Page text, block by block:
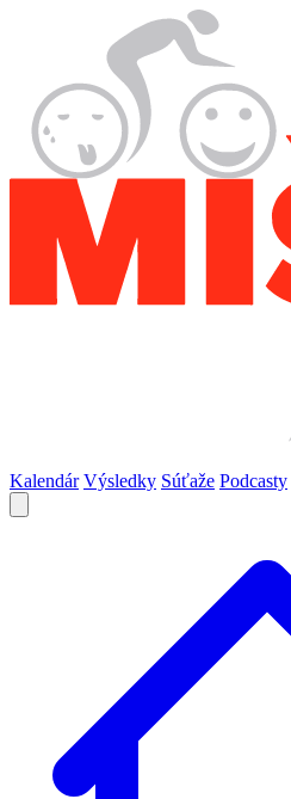
Kalendár Výsledky Súťaže Podcasty